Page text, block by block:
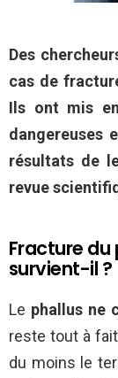
Des
cas de
Ils ont mis
dangereuses
résultats de
revue
Fracture du
survient-il ?
Le phallus ne
reste tout à
du moins le